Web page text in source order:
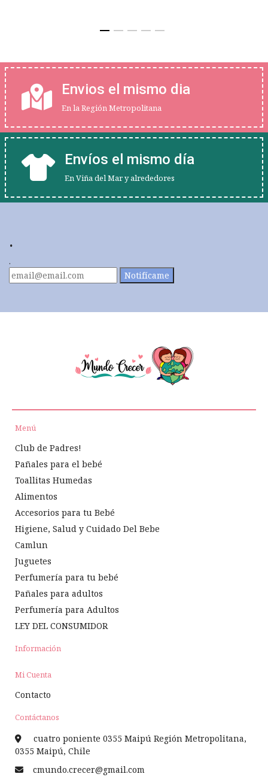
Envios el mismo dia
En la Región Metropolitana
Envíos el mismo día
En Viña del Mar y alrededores
.
.
Notifícame
Menú
Club de Padres!
Pañales para el bebé
Toallitas Humedas
Alimentos
Accesorios para tu Bebé
Higiene, Salud y Cuidado Del Bebe
Camlun
Juguetes
Perfumería para tu bebé
Pañales para adultos
Perfumería para Adultos
LEY DEL CONSUMIDOR
Información
Mi Cuenta
Contacto
Contáctanos
cuatro poniente 0355 Maipú Región Metropolitana,
0355 Maipú, Chile
cmundo.crecer@gmail.com